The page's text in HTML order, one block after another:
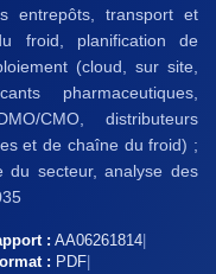
entrepôts, transport et
froid, planification de
(cloud, sur site,
pharmaceutiques,
CMO, distributeurs
et de chaîne du froid) ;
secteur, analyse des
: AA06261814
: PDF